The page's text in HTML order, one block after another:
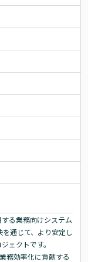
る業務向けシステム
通じて、より安定し
ェクトです。
務効率化に貢献する